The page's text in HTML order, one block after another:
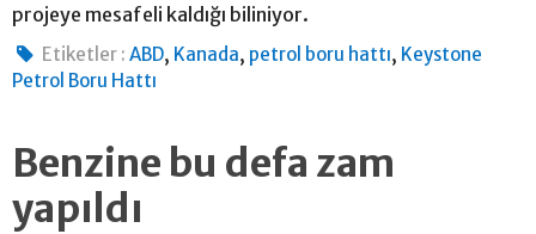
projeye mesafeli kaldığı biliniyor.
Etiketler : ABD, Kanada, petrol boru hattı, Keystone
Petrol Boru Hattı
Benzine bu defa zam
yapıldı